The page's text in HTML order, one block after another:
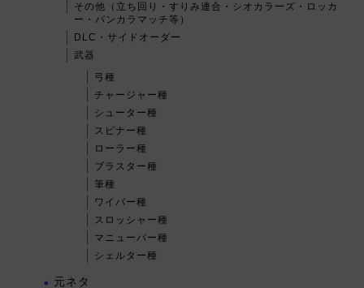
その他（立ち回り・すりみ連合・シオカラーズ・ロッカ
ー・バンカラマッチ等）
DLC・サイドオーダー
武器
弓種
チャージャー種
シューター種
スピナー種
ローラー種
ブラスター種
筆種
ワイパー種
スロッシャー種
マニューバー種
シェルター種
元ネタ